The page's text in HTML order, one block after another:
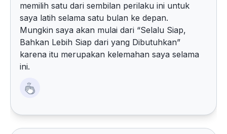
memilih satu dari sembilan perilaku ini untuk
saya latih selama satu bulan ke depan.
Mungkin saya akan mulai dari “Selalu Siap,
Bahkan Lebih Siap dari yang Dibutuhkan”
karena itu merupakan kelemahan saya selama
ini.